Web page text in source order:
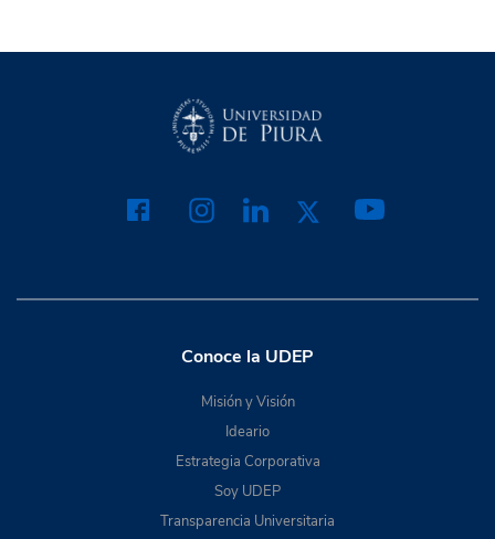
Conoce la UDEP
Misión y Visión
Ideario
Estrategia Corporativa
Soy UDEP
Transparencia Universitaria